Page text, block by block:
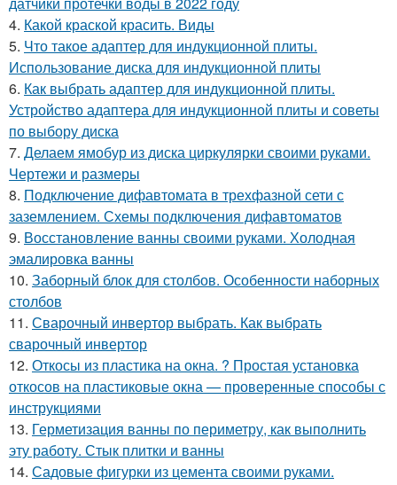
4. Какой краской красить. Виды
5. Что такое адаптер для индукционной плиты.
Использование диска для индукционной плиты
6. Как выбрать адаптер для индукционной плиты.
Устройство адаптера для индукционной плиты и советы
по выбору диска
7. Делаем ямобур из диска циркулярки своими руками.
Чертежи и размеры
8. Подключение дифавтомата в трехфазной сети с
заземлением. Схемы подключения дифавтоматов
9. Восстановление ванны своими руками. Холодная
эмалировка ванны
10. Заборный блок для столбов. Особенности наборных
столбов
11. Сварочный инвертор выбрать. Как выбрать
сварочный инвертор
12. Откосы из пластика на окна. ? Простая установка
откосов на пластиковые окна — проверенные способы с
инструкциями
13. Герметизация ванны по периметру, как выполнить
эту работу. Стык плитки и ванны
14. Садовые фигурки из цемента своими руками.